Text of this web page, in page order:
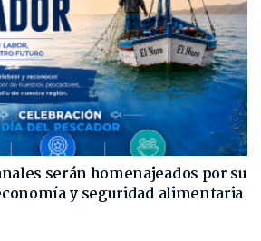
serán homenajeados por su
y seguridad alimentaria